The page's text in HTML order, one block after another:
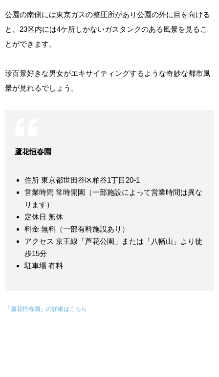
公園の南側には東京ガスの整圧所があり公園の外に目を向ける
と、23区内には4ケ所しかないガスタンクのある風景を見るこ
とができます。
珍百景好きな男女がエキサイティングするような奇妙な都市風
景が見れるでしょう。
蘆花恒春園
住所 東京都世田谷区粕谷1丁目20-1
営業時間 常時開園（一部施設によって営業時間は異な
ります）
定休日 無休
料金 無料（一部有料施設あり）
アクセス 京王線「芦花公園」または「八幡山」より徒
歩15分
駐車場 有料
「蘆花恒春園」の詳細はこちら